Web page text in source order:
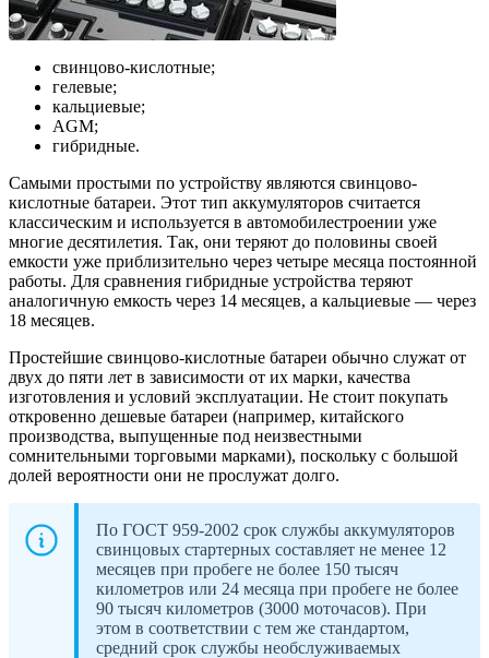
свинцово-кислотные;
гелевые;
кальциевые;
AGM;
гибридные.
Самыми простыми по устройству являются свинцово-
кислотные батареи. Этот тип аккумуляторов считается
классическим и используется в автомобилестроении уже
многие десятилетия. Так, они теряют до половины своей
емкости уже приблизительно через четыре месяца постоянной
работы. Для сравнения гибридные устройства теряют
аналогичную емкость через 14 месяцев, а кальциевые — через
18 месяцев.
Простейшие свинцово-кислотные батареи обычно служат от
двух до пяти лет в зависимости от их марки, качества
изготовления и условий эксплуатации. Не стоит покупать
откровенно дешевые батареи (например, китайского
производства, выпущенные под неизвестными
сомнительными торговыми марками), поскольку с большой
долей вероятности они не прослужат долго.
По ГОСТ 959-2002 срок службы аккумуляторов
свинцовых стартерных составляет не менее 12
месяцев при пробеге не более 150 тысяч
километров или 24 месяца при пробеге не более
90 тысяч километров (3000 моточасов). При
этом в соответствии с тем же стандартом,
средний срок службы необслуживаемых